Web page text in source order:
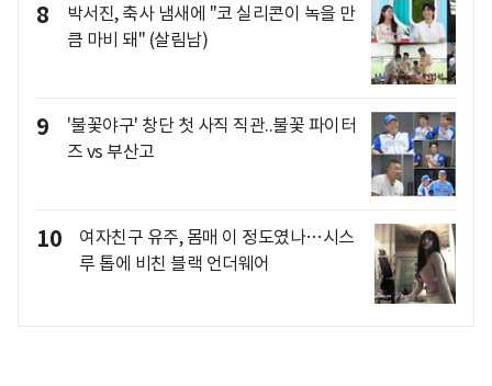
8
박서진, 축사 냄새에 "코 실리콘이 녹을 만
큼 마비 돼" (살림남)
9
'불꽃야구' 창단 첫 사직 직관..불꽃 파이터
즈 vs 부산고
10
여자친구 유주, 몸매 이 정도였나…시스
루 톱에 비친 블랙 언더웨어